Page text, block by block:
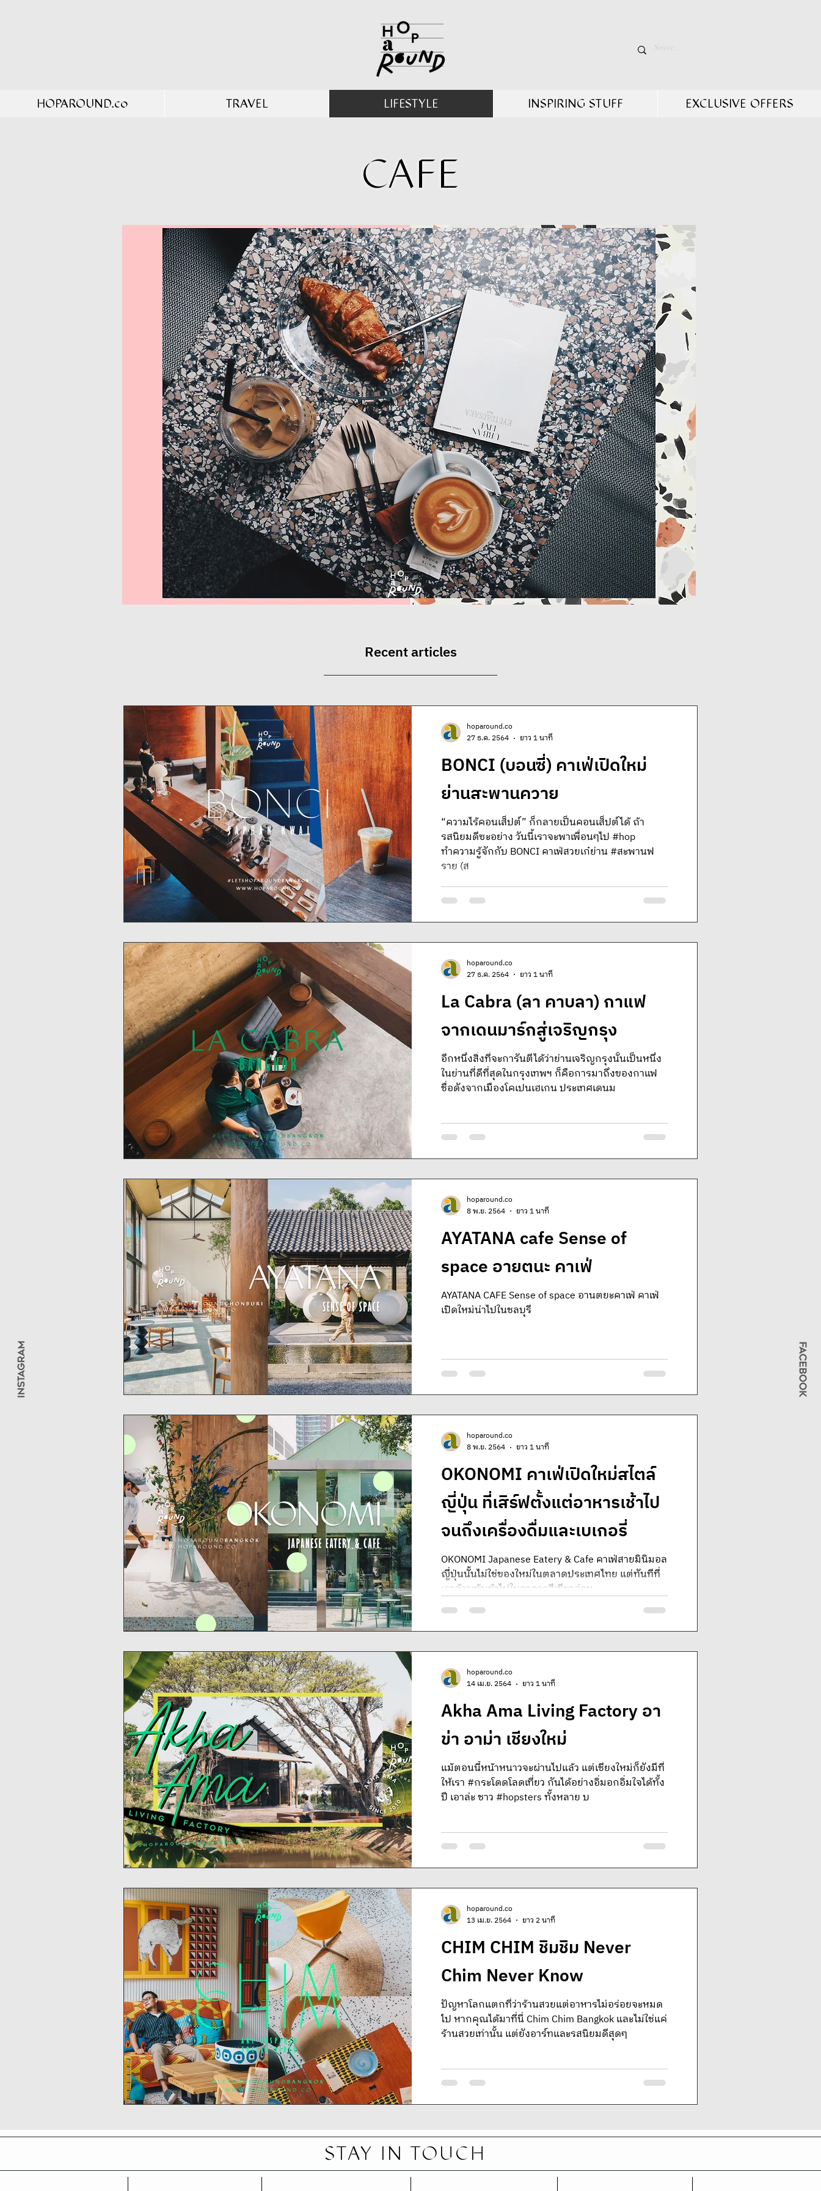
HOPAROUND.co TRAVEL LIFESTYLE INSPIRING STUFF EXCLUSIVE OFFERS
CAFE
Recent articles
BONCI (บอนซี่) คาเฟ่เปิดใหม่
ย่านสะพานควาย
“ความไร้คอนเส็ปต์” ก็กลายเป็นคอนเส็ปต์ได้ ถ้า
รสนิยมดีซะอย่าง วันนี้เราจะพาเพื่อนๆไป #hop
ทำความรู้จักกับ BONCI คาเฟ่สวยเก๋ย่าน #สะพานฟ
ราย (ส
hoparound.co
27 ธ.ค. 2564
ยาว 1 นาที
La Cabra (ลา คาบลา) กาแฟ
จากเดนมาร์กสู่เจริญกรุง
อีกหนึ่งสิ่งที่จะการันตีได้ว่าย่านเจริญกรุงนั้นเป็นหนึ่ง
ในย่านที่ดีที่สุดในกรุงเทพฯ ก็คือการมาถึงของกาแฟ
ชื่อดังจากเมืองโคเปนเฮเกน ประเทศเดนม
hoparound.co
27 ธ.ค. 2564
ยาว 1 นาที
AYATANA cafe Sense of
space อายตนะ คาเฟ่
AYATANA CAFE Sense of space อานตยะคาเฟ่ คาเฟ่
เปิดใหม่น่าไปในชลบุรี
hoparound.co
8 พ.ย. 2564
ยาว 1 นาที
OKONOMI คาเฟ่เปิดใหม่สไตล์
ญี่ปุ่น ที่เสิร์ฟตั้งแต่อาหารเช้าไป
จนถึงเครื่องดื่มและเบเกอรี่
OKONOMI Japanese Eatery & Cafe คาเฟ่สายมินิมอล
ญี่ปุ่นนั้นไม่ใช่ของใหม่ในตลาดประเทศไทย แต่ทันทีที่
เราก้าวเท้าเข้าไปในอาคารสีเขียวอ่อน...
hoparound.co
8 พ.ย. 2564
ยาว 1 นาที
Akha Ama Living Factory อา
ข่า อาม่า เชียงใหม่
แม้ตอนนี้หน้าหนาวจะผ่านไปแล้ว แต่เชียงใหม่ก็ยังมีที่
ให้เรา #กระโดดโลดเที่ยว กันได้อย่างอิ่มอกอิ่มใจได้ทั้ง
ปี เอาล่ะ ชาว #hopsters ทั้งหลาย บ
hoparound.co
14 เม.ย. 2564
ยาว 1 นาที
CHIM CHIM ชิมชิม Never
Chim Never Know
ปัญหาโลกแตกที่ว่าร้านสวยแต่อาหารไม่อร่อยจะหมด
ไป หากคุณได้มาที่นี่ Chim Chim Bangkok และไม่ใช่แค่
ร้านสวยเท่านั้น แต่ยังอาร์ทและรสนิยมดีสุดๆ
hoparound.co
13 เม.ย. 2564
ยาว 2 นาที
STAY IN TOUCH